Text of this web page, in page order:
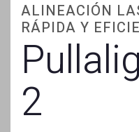
ALINEACIÓN
RÁPIDA Y
2